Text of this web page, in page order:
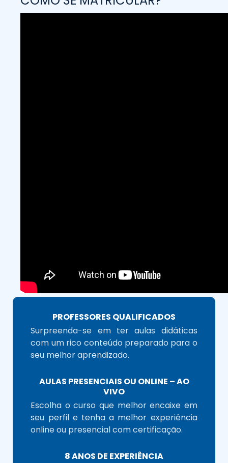
PROFESSORES QUALIFICADOS
Surpreenda-se em ter aulas didáticas
com um rico conteúdo preparado para o
seu melhor aprendizado.
AULAS PRESENCIAIS OU ONLINE – AO
VIVO
Escolha o curso que melhor encaixe em
seu perfil e tenha a melhor experiência
online ou presencial com certificação.
8 ANOS DE EXPERIÊNCIA